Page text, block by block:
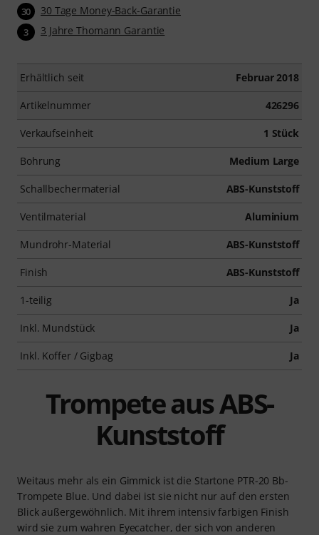
30 30 Tage Money-Back-Garantie
3 3 Jahre Thomann Garantie
Erhältlich seit Februar 2018
Artikelnummer 426296
Verkaufseinheit 1 Stück
Bohrung Medium Large
Schallbechermaterial ABS-Kunststoff
Ventilmaterial Aluminium
Mundrohr-Material ABS-Kunststoff
Finish ABS-Kunststoff
1-teilig Ja
Inkl. Mundstück Ja
Inkl. Koffer / Gigbag Ja
Trompete aus ABS-
Kunststoff
Weitaus mehr als ein Gimmick ist die Startone PTR-20 Bb-
Trompete Blue. Und dabei ist sie nicht nur auf den ersten
Blick außergewöhnlich. Mit ihrem intensiv farbigen Finish
wird sie zum wahren Eyecatcher, der sich von anderen